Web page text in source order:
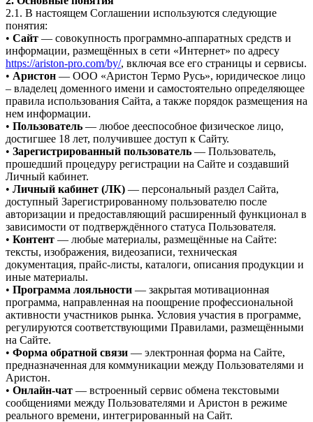
2.1. В настоящем Соглашении используются следующие
понятия:
• Сайт — совокупность программно-аппаратных средств и
информации, размещённых в сети «Интернет» по адресу
https://ariston-pro.com/by/, включая все его страницы и сервисы.
• Аристон — ООО «Аристон Термо Русь», юридическое лицо
– владелец доменного имени и самостоятельно определяющее
правила использования Сайта, а также порядок размещения на
нем информации.
• Пользователь — любое дееспособное физическое лицо,
достигшее 18 лет, получившее доступ к Сайту.
• Зарегистрированный пользователь — Пользователь,
прошедший процедуру регистрации на Сайте и создавший
Личный кабинет.
• Личный кабинет (ЛК) — персональный раздел Сайта,
доступный Зарегистрированному пользователю после
авторизации и предоставляющий расширенный функционал в
зависимости от подтверждённого статуса Пользователя.
• Контент — любые материалы, размещённые на Сайте:
тексты, изображения, видеозаписи, техническая
документация, прайс-листы, каталоги, описания продукции и
иные материалы.
• Программа лояльности — закрытая мотивационная
программа, направленная на поощрение профессиональной
активности участников рынка. Условия участия в программе,
регулируются соответствующими Правилами, размещёнными
на Сайте.
• Форма обратной связи — электронная форма на Сайте,
предназначенная для коммуникации между Пользователями и
Аристон.
• Онлайн-чат — встроенный сервис обмена текстовыми
сообщениями между Пользователями и Аристон в режиме
реального времени, интегрированный на Сайт.